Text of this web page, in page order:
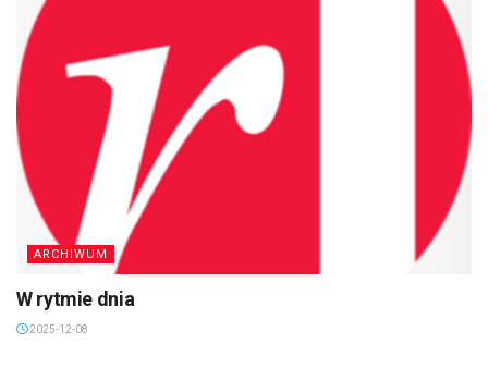
ARCHIWUM
W rytmie dnia
2025-12-08